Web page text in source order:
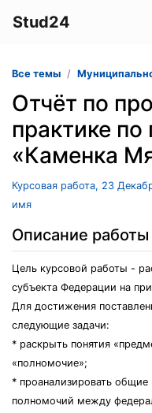
Stud24
Все темы
Отчёт по
практике
«Каменка
Курсовая работа, 23
имя
Описание работы
Цель курсовой работы -
субъекта Федерации на
Для достижения
следующие задачи:
* раскрыть понятия
«полномочие»;
* проанализировать общие
полномочий между